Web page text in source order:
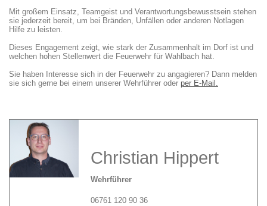
Mit großem Einsatz, Teamgeist und Verantwortungsbewusstsein stehen
sie jederzeit bereit, um bei Bränden, Unfällen oder anderen Notlagen
Hilfe zu leisten.
Dieses Engagement zeigt, wie stark der Zusammenhalt im Dorf ist und
welchen hohen Stellenwert die Feuerwehr für Wahlbach hat.
Sie haben Interesse sich in der Feuerwehr zu angagieren? Dann melden
sie sich gerne bei einem unserer Wehrführer oder per E-Mail.
Christian Hippert
Wehrführer
06761 120 90 36